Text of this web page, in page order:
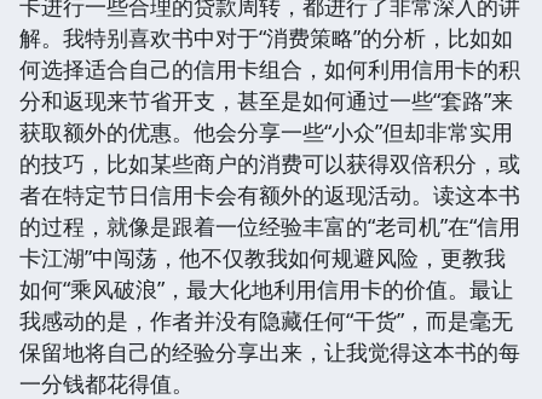
卡进行一些合理的贷款周转，都进行了非常深入的讲
解。我特别喜欢书中对于“消费策略”的分析，比如如
何选择适合自己的信用卡组合，如何利用信用卡的积
分和返现来节省开支，甚至是如何通过一些“套路”来
获取额外的优惠。他会分享一些“小众”但却非常实用
的技巧，比如某些商户的消费可以获得双倍积分，或
者在特定节日信用卡会有额外的返现活动。读这本书
的过程，就像是跟着一位经验丰富的“老司机”在“信用
卡江湖”中闯荡，他不仅教我如何规避风险，更教我
如何“乘风破浪”，最大化地利用信用卡的价值。最让
我感动的是，作者并没有隐藏任何“干货”，而是毫无
保留地将自己的经验分享出来，让我觉得这本书的每
一分钱都花得值。